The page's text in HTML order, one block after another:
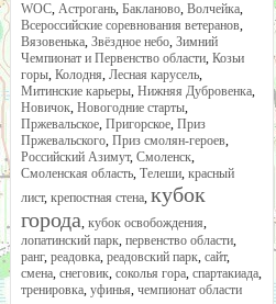
WOC, Астрогань, Бакланово, Волчейка,
Всероссийские соревнования ветеранов,
Вязовенька, Звёздное небо, Зимний
Чемпионат и Первенство области, Козьи
горы, Колодня, Лесная карусель,
Митинские карьеры, Нижняя Дубровенка,
Новичок, Новогодние старты,
Пржевальское, Пригорское, Приз
Пржевальского, Приз смолян-героев,
Российский Азимут, Смоленск,
Смоленская область, Телеши, красный
лист, крепостная стена, кубок
города, кубок освобождения,
лопатинский парк, первенство области,
ранг, реадовка, реадовский парк, сайт,
смена, снеговик, соколья гора, спартакиада,
тренировка, уфинья, чемпионат области